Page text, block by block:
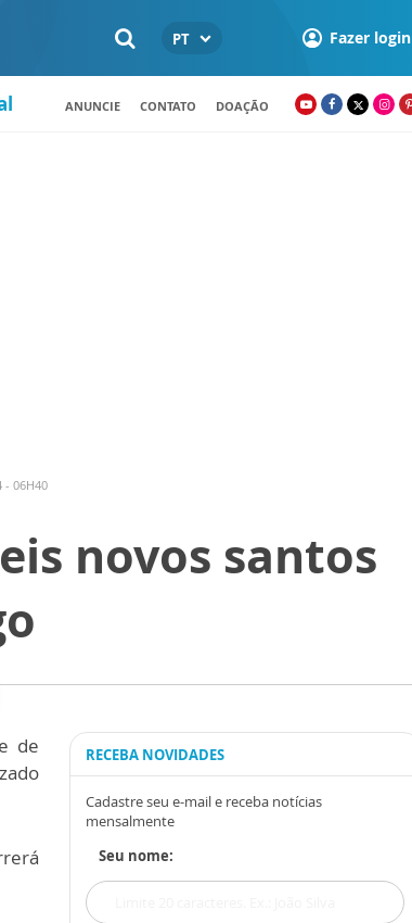
PT Fazer login
ANUNCIE CONTATO DOAÇÃO
- 06H40
novos santos
de
RECEBA NOVIDADES
Cadastre seu e-mail e receba notícias
mensalmente
Seu nome: